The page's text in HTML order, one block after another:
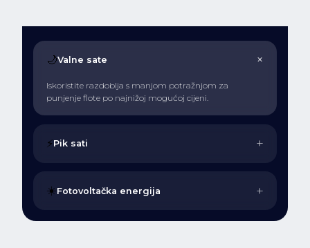
🌙Valne sate +
Iskoristite razdoblja s manjom potražnjom za
punjenje flote po najnižoj mogućoj cijeni.
⚡Pik sati +
☀️Fotovoltačka energija +